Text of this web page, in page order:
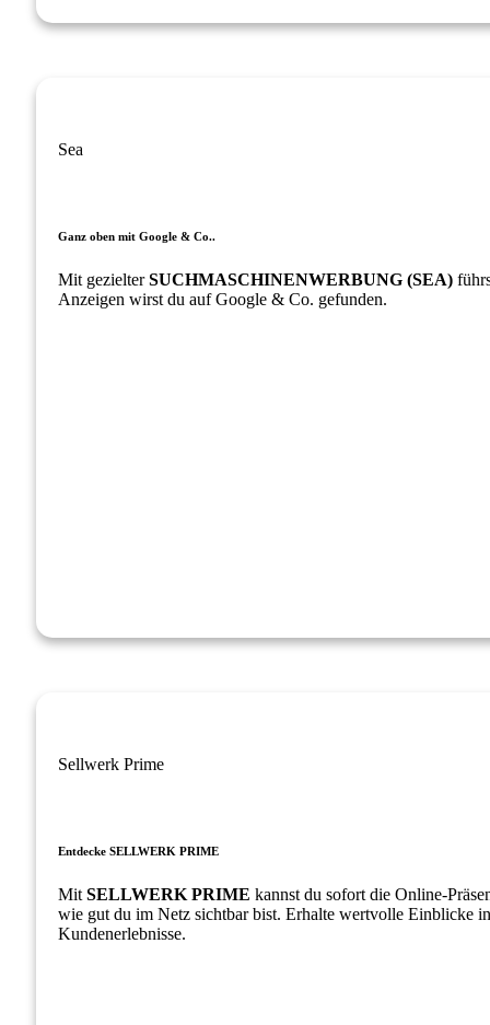
Sea
Ganz oben mit Google & Co..
Mit gezielterSUCHMASCHINENWERBUNG (SEA)
Anzeigen wirst du auf Google & Co. gefunden.
Sellwerk Prime
Entdecke SELLWERK PRIME
Mit SELLWERK PRIME kannst du sofort die Online-
wie gut du im Netz sichtbar bist. Erhalte wertvolle Einblicke
Kundenerlebnisse.